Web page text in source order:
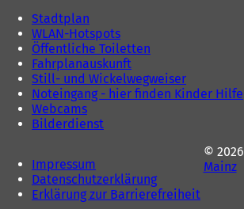
Stadtplan
WLAN-Hotspots
Öffentliche Toiletten
Fahrplanauskunft
Still- und Wickelwegweiser
Noteingang - hier finden Kinder Hilfe
Webcams
Bilderdienst
Impressum
Datenschutzerklärung
Erklärung zur Barrierefreiheit
© 2026
Mainz